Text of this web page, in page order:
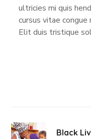
ultricies mi quis
cursus vitae congue
Elit duis tristique
Black